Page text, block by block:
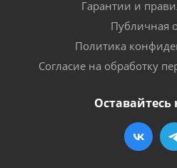
Гарантии и
Публичная
Политика
Согласие на обработку
Оставайтесь